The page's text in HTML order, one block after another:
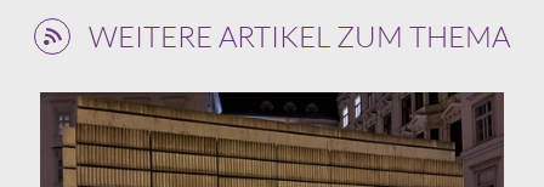
WEITERE ARTIKEL ZUM THEMA